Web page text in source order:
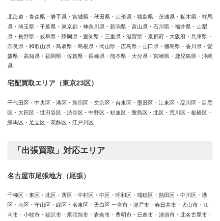
北海道・青森県・岩手県・宮城県・秋田県・山形県・福島県・茨城県・栃木県・群馬
県・埼玉県・千葉県・東京都・神奈川県・新潟県・富山県・石川県・福井県・山梨
県・長野県・岐阜県・静岡県・愛知県・三重県・滋賀県・京都府・大阪府・兵庫県・
奈良県・和歌山県・鳥取県・島根県・岡山県・広島県・山口県・徳島県・香川県・愛
媛県・高知県・福岡県・佐賀県・長崎県・熊本県・大分県・宮崎県・鹿児島県・沖縄
県
宅配買取エリア（東京23区）
千代田区・中央区・港区・新宿区・文京区・台東区・墨田区・江東区・品川区・目黒
区・大田区・世田谷区・渋谷区・中野区・杉並区・豊島区・北区・荒川区・板橋区・
練馬区・足立区・葛飾区・江戸川区
「出張買取」対応エリア
名古屋市尾張地方（尾張）
千種区・東区・北区・西区・中村区・中区・昭和区・瑞穂区・熱田区・中川区・港
区・南区・守山区・緑区・名東区・天白区 一宮市・瀬戸市・春日井市・犬山市・江
南市・小牧市・稲沢市・尾張旭市・岩倉市・豊明市・日進市・清須市・北名古屋市・